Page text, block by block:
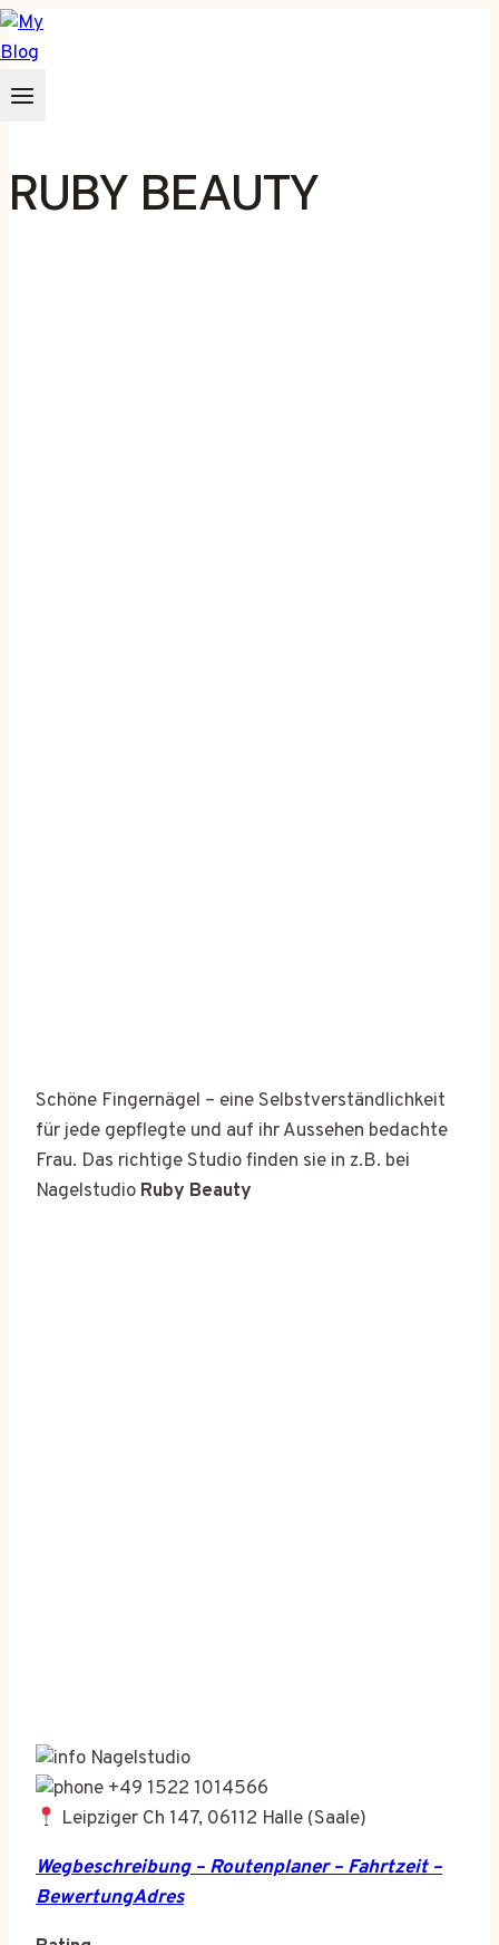
Zum
Inhalt
springen
RUBY BEAUTY
Schöne Fingernägel – eine Selbstverständlichkeit
für jede gepflegte und auf ihr Aussehen bedachte
Frau. Das richtige Studio finden sie in z.B. bei
Nagelstudio Ruby Beauty
Nagelstudio
+49 1522 1014566
Leipziger Ch 147, 06112 Halle (Saale)
Wegbeschreibung – Routenplaner – Fahrtzeit –
BewertungAdres